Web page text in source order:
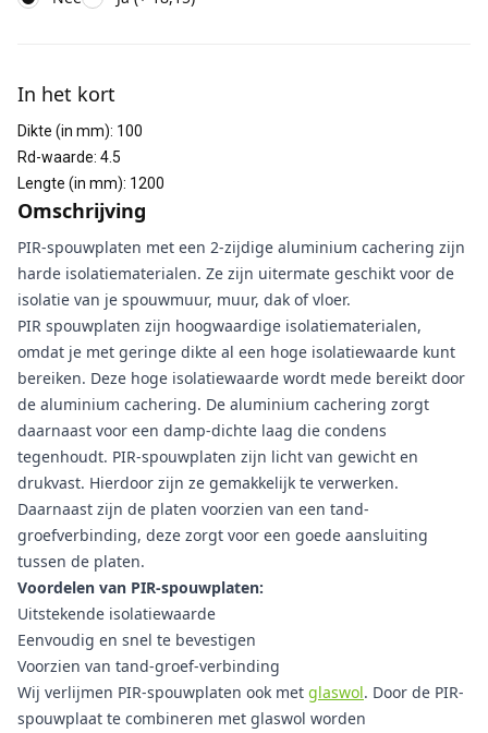
In het kort
Dikte (in mm): 100
Rd-waarde: 4.5
Lengte (in mm): 1200
Omschrijving
PIR-spouwplaten met een 2-zijdige aluminium cachering zijn
harde isolatiematerialen. Ze zijn uitermate geschikt voor de
isolatie van je spouwmuur, muur, dak of vloer.
PIR spouwplaten zijn hoogwaardige isolatiematerialen,
omdat je met geringe dikte al een hoge isolatiewaarde kunt
bereiken. Deze hoge isolatiewaarde wordt mede bereikt door
de aluminium cachering. De aluminium cachering zorgt
daarnaast voor een damp-dichte laag die condens
tegenhoudt. PIR-spouwplaten zijn licht van gewicht en
drukvast. Hierdoor zijn ze gemakkelijk te verwerken.
Daarnaast zijn de platen voorzien van een tand-
groefverbinding, deze zorgt voor een goede aansluiting
tussen de platen.
Voordelen van PIR-spouwplaten:
Uitstekende isolatiewaarde
Eenvoudig en snel te bevestigen
Voorzien van tand-groef-verbinding
Wij verlijmen PIR-spouwplaten ook met glaswol. Door de PIR-
spouwplaat te combineren met glaswol worden